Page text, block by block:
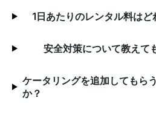
1日あたりのレンタル料はど
安全対策について教えて
ケータリングを追加してもら
か？